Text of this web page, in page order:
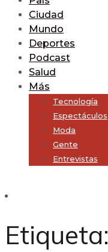
Ciudad
Mundo
Deportes
Podcast
Salud
Más
Tecnología
Espectáculos
Moda
Gente
Entrevistas
Etiqueta: